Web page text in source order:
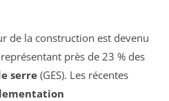
de la construction est devenu
près de 23 % des
serre(GES). Les récentes